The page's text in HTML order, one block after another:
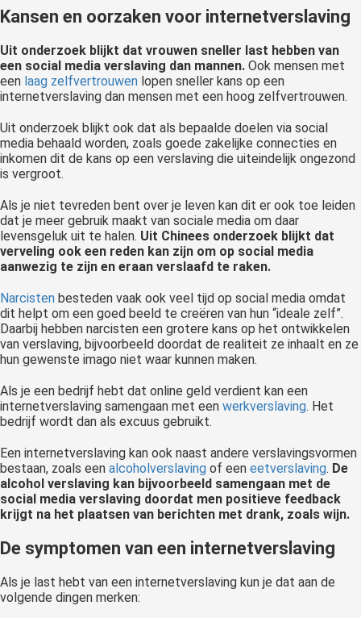
Kansen en oorzaken voor internetverslaving
Uit onderzoek blijkt dat vrouwen sneller last hebben van
een social media verslaving dan mannen. Ook mensen met
een laag zelfvertrouwen lopen sneller kans op een
internetverslaving dan mensen met een hoog zelfvertrouwen.
Uit onderzoek blijkt ook dat als bepaalde doelen via social
media behaald worden, zoals goede zakelijke connecties en
inkomen dit de kans op een verslaving die uiteindelijk ongezond
is vergroot.
Als je niet tevreden bent over je leven kan dit er ook toe leiden
dat je meer gebruik maakt van sociale media om daar
levensgeluk uit te halen. Uit Chinees onderzoek blijkt dat
verveling ook een reden kan zijn om op social media
aanwezig te zijn en eraan verslaafd te raken.
Narcisten besteden vaak ook veel tijd op social media omdat
dit helpt om een goed beeld te creëren van hun “ideale zelf”.
Daarbij hebben narcisten een grotere kans op het ontwikkelen
van verslaving, bijvoorbeeld doordat de realiteit ze inhaalt en ze
hun gewenste imago niet waar kunnen maken.
Als je een bedrijf hebt dat online geld verdient kan een
internetverslaving samengaan met een werkverslaving. Het
bedrijf wordt dan als excuus gebruikt.
Een internetverslaving kan ook naast andere verslavingsvormen
bestaan, zoals een alcoholverslaving of een eetverslaving. De
alcohol verslaving kan bijvoorbeeld samengaan met de
social media verslaving doordat men positieve feedback
krijgt na het plaatsen van berichten met drank, zoals wijn.
De symptomen van een internetverslaving
Als je last hebt van een internetverslaving kun je dat aan de
volgende dingen merken: